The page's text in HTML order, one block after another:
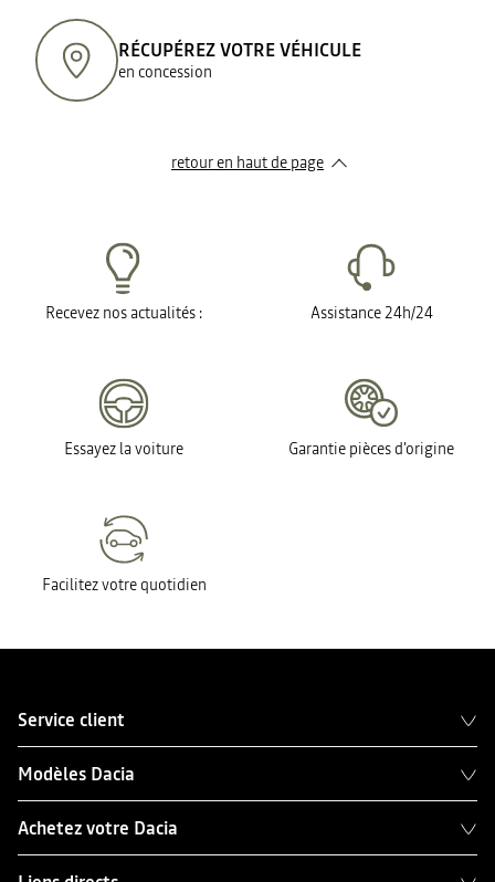
RÉCUPÉREZ VOTRE VÉHICULE
en concession
retour en haut de page​
Recevez nos actualités : Assistance 24h/24
Essayez la voiture Garantie pièces d'origine
Facilitez votre quotidien
Service client
Modèles Dacia
Achetez votre Dacia